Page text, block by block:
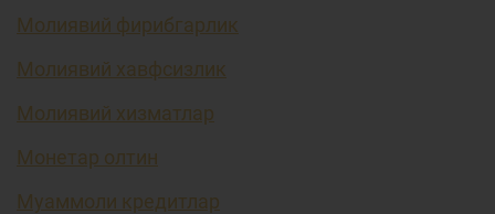
Молиявий фирибгарлик
Молиявий хавфсизлик
Молиявий хизматлар
Монетар олтин
Муаммоли кредитлар